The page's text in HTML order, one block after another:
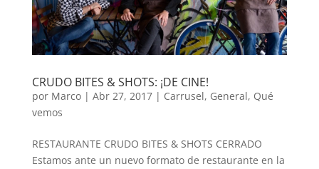
CRUDO BITES & SHOTS: ¡DE CINE!
por Marco| Abr 27, 2017| Carrusel, General, Qué
vemos
RESTAURANTE CRUDO BITES & SHOTS CERRADO
Estamos ante un nuevo formato de restaurante en la